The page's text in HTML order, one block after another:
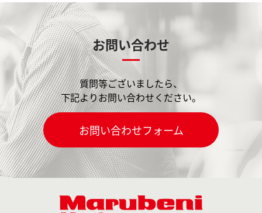
お問い合わせ
質問等ございましたら、
下記よりお問い合わせください。
お問い合わせフォーム